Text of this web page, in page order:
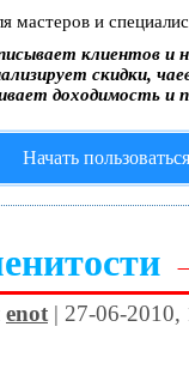
мастеров и
клиентов и
скидки,
доходимость и
Начать
enot | 27-06-